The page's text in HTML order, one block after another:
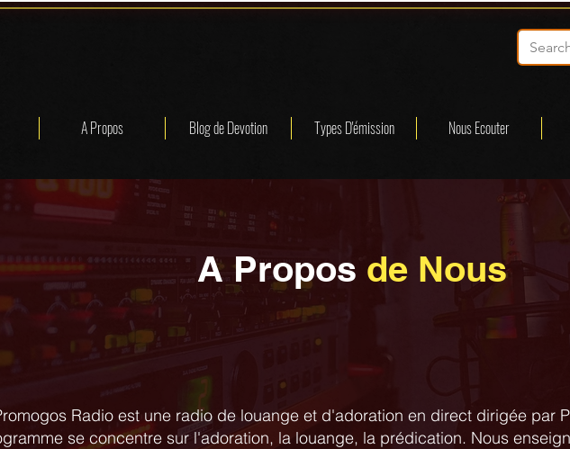
A Propos Blog de Devotion Types D'émission Nous Ecouter
A Propos de Nous
Radio est une radio de louange et d'adoration en direct dirigée par
se concentre sur l'adoration, la louange, la prédication. Nous